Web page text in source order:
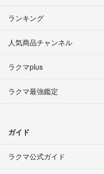
ランキング
人気商品チャンネル
ラクマplus
ラクマ最強鑑定
ガイド
ラクマ公式ガイド